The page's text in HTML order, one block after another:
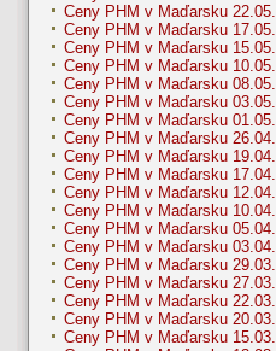
Ceny PHM v Maďarsku 22.05.
Ceny PHM v Maďarsku 17.05.
Ceny PHM v Maďarsku 15.05.
Ceny PHM v Maďarsku 10.05.
Ceny PHM v Maďarsku 08.05.
Ceny PHM v Maďarsku 03.05.
Ceny PHM v Maďarsku 01.05.
Ceny PHM v Maďarsku 26.04.
Ceny PHM v Maďarsku 19.04.
Ceny PHM v Maďarsku 17.04.
Ceny PHM v Maďarsku 12.04.
Ceny PHM v Maďarsku 10.04.
Ceny PHM v Maďarsku 05.04.
Ceny PHM v Maďarsku 03.04.
Ceny PHM v Maďarsku 29.03.
Ceny PHM v Maďarsku 27.03.
Ceny PHM v Maďarsku 22.03.
Ceny PHM v Maďarsku 20.03.
Ceny PHM v Maďarsku 15.03.